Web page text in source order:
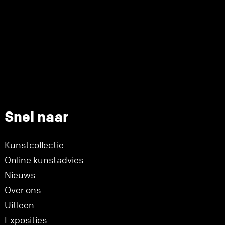
Snel naar
Kunstcollectie
Online kunstadvies
Nieuws
Over ons
Uitleen
Exposities